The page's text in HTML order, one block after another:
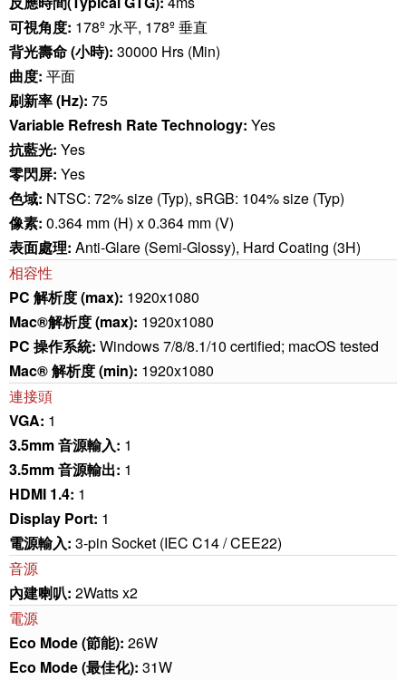
可視角度: 178º 水平, 178º 垂直
背光壽命 (小時): 30000 Hrs (Min)
曲度: 平面
刷新率 (Hz): 75
Variable Refresh Rate Technology: Yes
抗藍光: Yes
零閃屏: Yes
色域: NTSC: 72% size (Typ), sRGB: 104% size (Typ)
像素: 0.364 mm (H) x 0.364 mm (V)
表面處理: Anti-Glare (Semi-Glossy), Hard Coating (3H)
相容性
PC 解析度 (max): 1920x1080
Mac®解析度 (max): 1920x1080
PC 操作系統: Windows 7/8/8.1/10 certified; macOS tested
Mac® 解析度 (min): 1920x1080
連接頭
VGA: 1
3.5mm 音源輸入: 1
3.5mm 音源輸出: 1
HDMI 1.4: 1
Display Port: 1
電源輸入: 3-pin Socket (IEC C14 / CEE22)
音源
內建喇叭: 2Watts x2
電源
Eco Mode (節能): 26W
Eco Mode (最佳化): 31W